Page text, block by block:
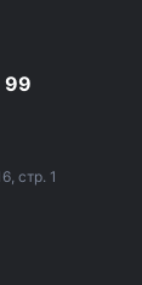
99
стр. 1